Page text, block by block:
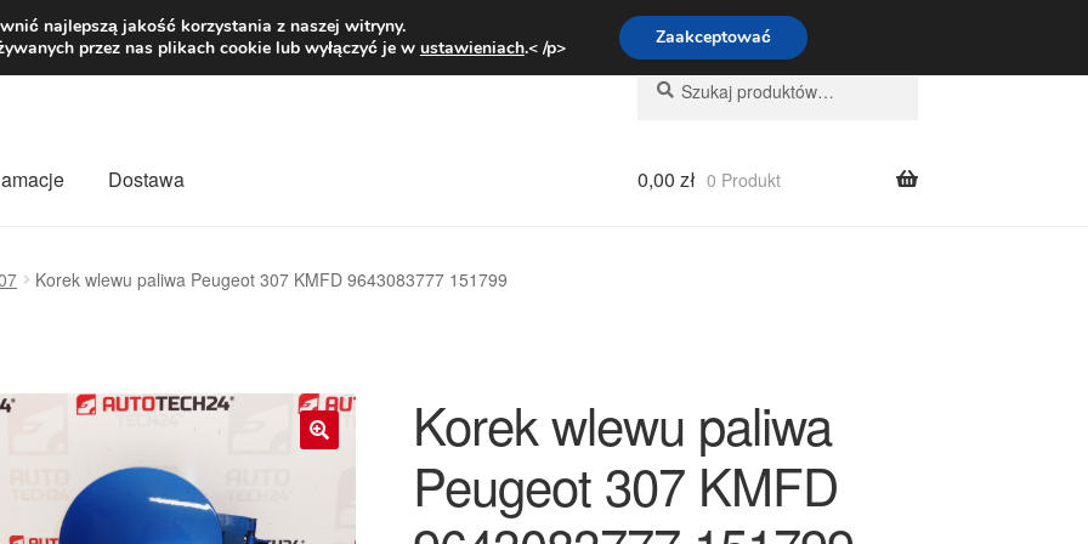
zł Pn.-pt. 9:00-16:00800 003 167
Szukaj:
Szukaj
Dostawa 0,00 zł 0 Produkt
Korek wlewu paliwa Peugeot 307 KMFD 9643083777 151799
Korek wlewu paliwa
Peugeot 307 KMFD
najlepszą jakość korzystania z naszej witryny.
przez nas plikach cookie lub wyłączyć je w ustawieniach.< /p> Zaakceptować